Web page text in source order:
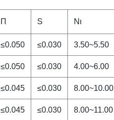
Π S Νι
≤0.050 ≤0.030 3.50~5.50
≤0.050 ≤0.030 4.00~6.00
≤0.045 ≤0.030 8.00~10.00
≤0.045 ≤0.030 8.00~11.00